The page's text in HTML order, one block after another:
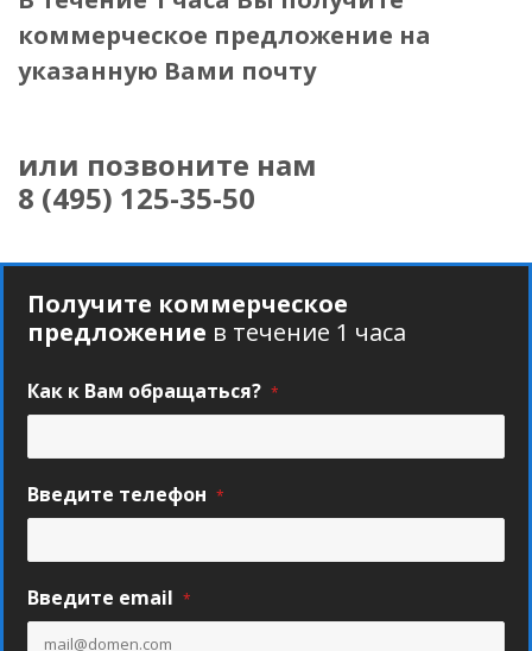
коммерческое предложение на
указанную Вами почту
или позвоните нам
8 (495) 125-35-50
Получите коммерческое
предложение в течение 1 часа
Как к Вам обращаться? *
Введите телефон *
Введите email *